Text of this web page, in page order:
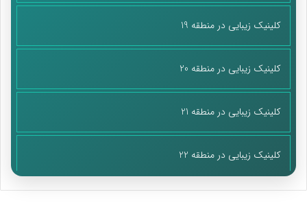
کلینیک زیبایی در منطقه 19
کلینیک زیبایی در منطقه 20
کلینیک زیبایی در منطقه 21
کلینیک زیبایی در منطقه 22